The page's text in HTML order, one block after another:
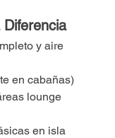
y aire
en cabañas)
lounge
en isla